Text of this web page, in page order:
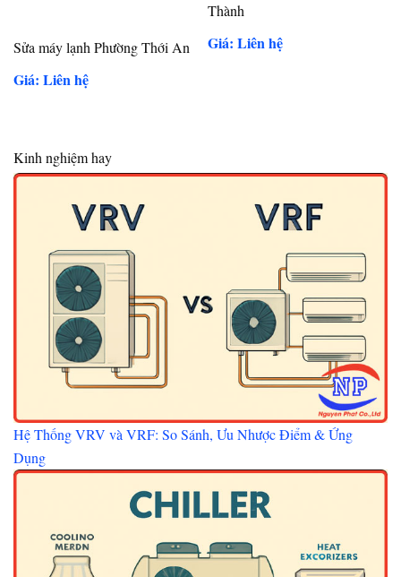
Sửa máy lạnh Phường Thới An
Giá: Liên hệ
Thành
Giá: Liên hệ
Kinh nghiệm hay
Hệ Thống VRV và VRF: So Sánh, Ưu Nhược Điểm & Ứng
Dụng